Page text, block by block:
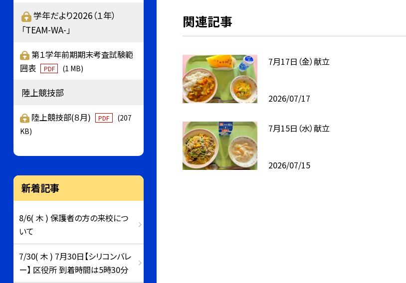
関連記事
7月17日（金）献立
2026/07/17
7月15日（水）献立
2026/07/15
学年だより2026（１年）
「TEAM-WA-」
第１学年前期期末考査試験範
囲表
PDF (1 MB)
陸上競技部
陸上競技部(８月) PDF
(207
KB)
新着記事
8/6( 木 ) 保護者の方の来校につ
いて
7/30( 木 ) 7月30日【シリコンバレ
ー】 区役所 到着時間は5時30分